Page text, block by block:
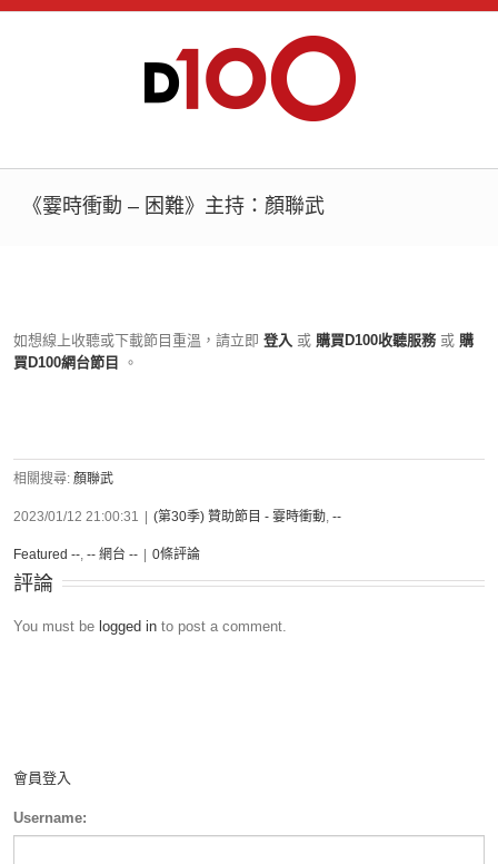
《霎時衝動 – 困難》主持：顏聯武
如想線上收聽或下載節目重溫，請立即 登入 或 購買D100收聽服務 或 購
買D100網台節目
。
相關搜尋: 顏聯武
2023/01/12 21:00:31 (第30季) 贊助節目 - 霎時衝動, --
Featured --, -- 網台 -- 0條評論
評論
You must be logged in to post a comment.
會員登入
Username: